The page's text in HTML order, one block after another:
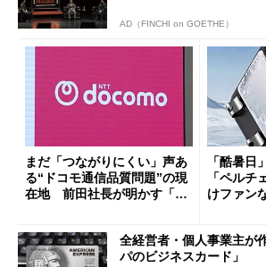
AD（FINCHI on GOETHE）
まだ「つながりにくい」声あ
る“ドコモ通信品質問題”の現
在地 前田社長が明かす「道
「酷暑
「ペルチ
けファン
全経営者・個人事業主が
パのビジネスカード」